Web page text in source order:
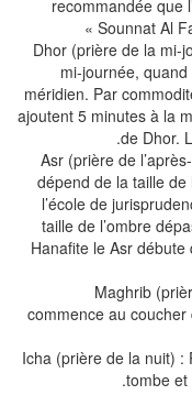
recommandée
Sounnat
Dhor (prière de la
mi-journée,
méridien. Par
ajoutent 5 minutes à
de
Asr (prière de
dépend de la
l’école de
taille de l’ombre
Hanafite le Asr
Maghrib
commence au
Icha (prière de la